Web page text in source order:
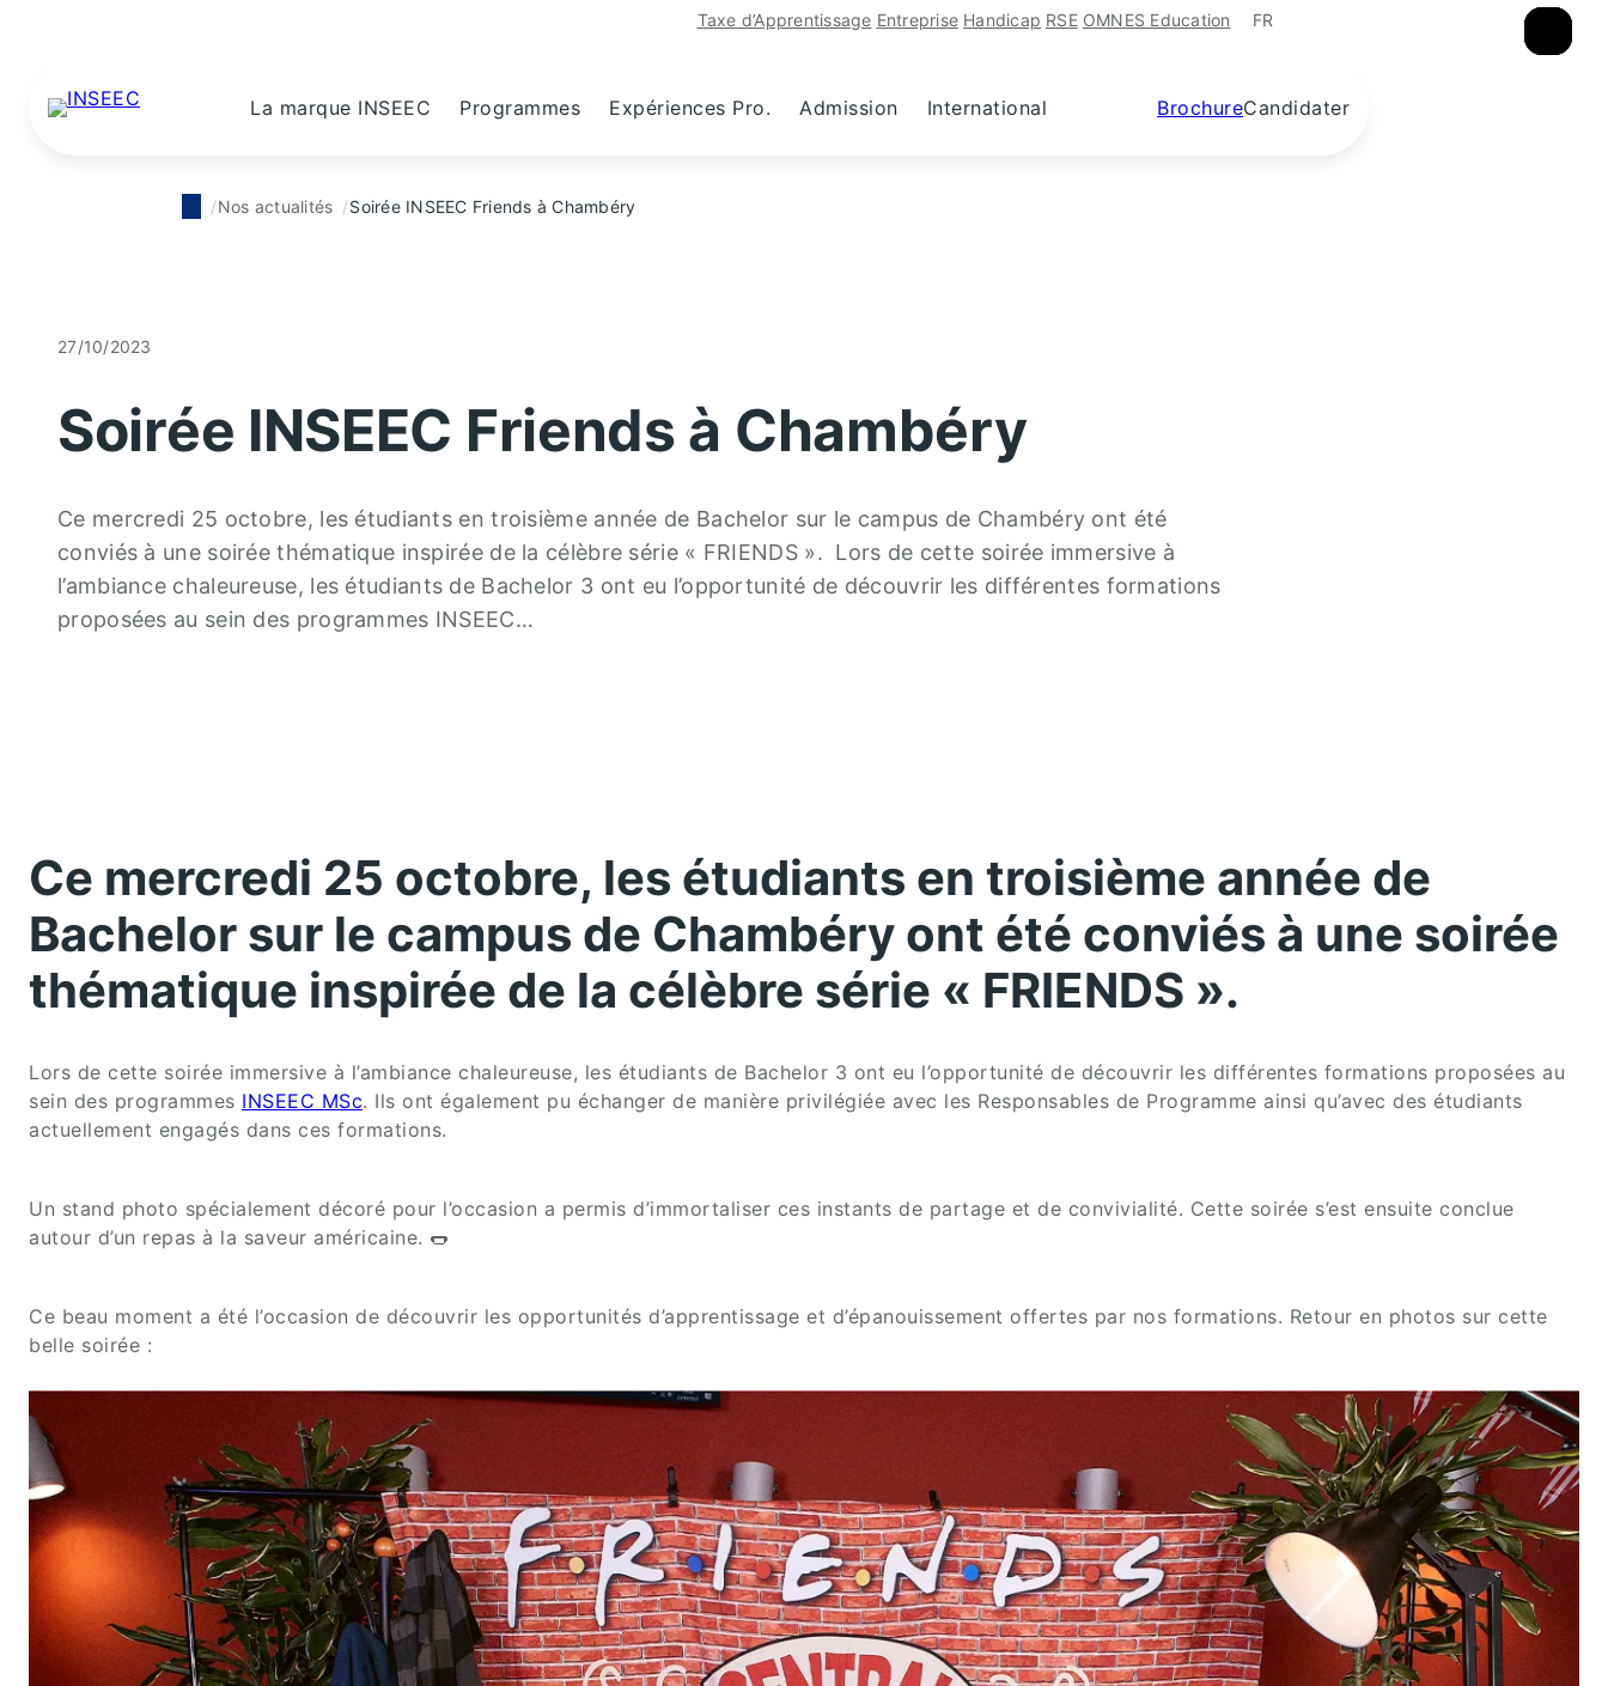
Taxe d’Apprentissage Entreprise Handicap RSE OMNES Education FR
La marque INSEEC Programmes Expériences Pro. Admission International BrochureCandidater
Nos actualités Soirée INSEEC Friends à Chambéry
27/10/2023
Soirée INSEEC Friends à Chambéry
Ce mercredi 25 octobre, les étudiants en troisième année de Bachelor sur le campus de Chambéry ont été
conviés à une soirée thématique inspirée de la célèbre série « FRIENDS ». Lors de cette soirée immersive à
l’ambiance chaleureuse, les étudiants de Bachelor 3 ont eu l’opportunité de découvrir les différentes formations
proposées au sein des programmes INSEEC…
Ce mercredi 25 octobre, les étudiants en troisième année de
Bachelor sur le campus de Chambéry ont été conviés à une soirée
thématique inspirée de la célèbre série « FRIENDS ».
Lors de cette soirée immersive à l’ambiance chaleureuse, les étudiants de Bachelor 3 ont eu l’opportunité de découvrir les différentes formations proposées au
sein des programmes INSEEC MSc. Ils ont également pu échanger de manière privilégiée avec les Responsables de Programme ainsi qu’avec des étudiants
actuellement engagés dans ces formations.
Un stand photo spécialement décoré pour l’occasion a permis d’immortaliser ces instants de partage et de convivialité. Cette soirée s’est ensuite conclue
autour d’un repas à la saveur américaine. 🌭
Ce beau moment a été l’occasion de découvrir les opportunités d’apprentissage et d’épanouissement offertes par nos formations. Retour en photos sur cette
belle soirée :